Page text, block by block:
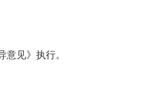
见》执行。